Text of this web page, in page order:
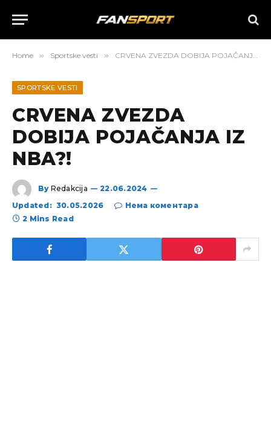
Home » Sportske vesti » CRVENA ZVEZDA DOBIJA POJAČANJA IZ NBA?!
SPORTSKE VESTI
CRVENA ZVEZDA
DOBIJA POJAČANJA IZ
NBA?!
By Redakcija
22.06.2024
Updated: 30.05.2026
Нема коментара
2 Mins Read